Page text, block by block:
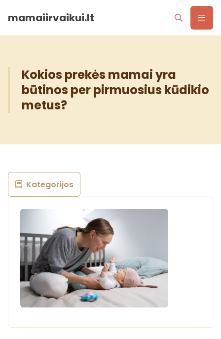
mamaiirvaikui.lt
Kokios prekės mamai yra
būtinos per pirmuosius kūdikio
metus?
Kategorijos